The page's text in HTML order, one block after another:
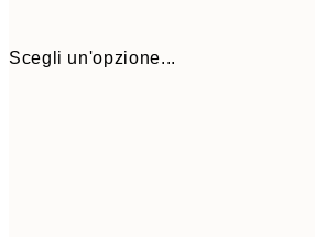
Scegli un'opzione...